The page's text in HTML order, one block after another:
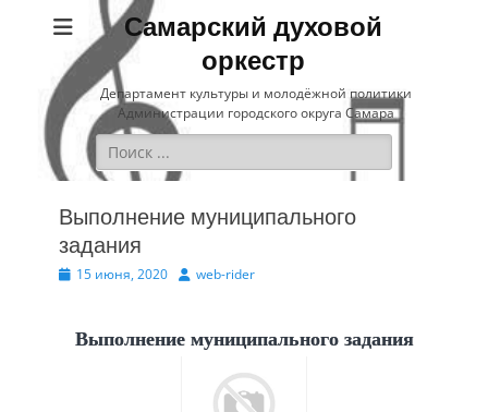
Самарский духовой
оркестр
Департамент культуры и молодёжной политики
Администрации городского округа Самара
Найти:
Выполнение муниципального
задания
Опубликовано
15 июня, 2020 Авторweb-rider
Выполнение муниципального задания